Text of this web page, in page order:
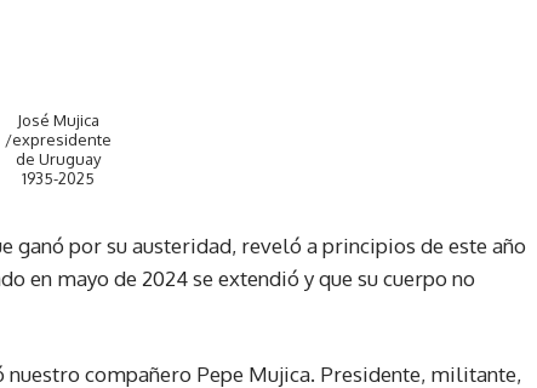
José Mujica
/expresidente
de Uruguay
1935-2025
ganó por su austeridad, reveló a principios de este año
en mayo de 2024 se extendió y que su cuerpo no
compañero Pepe Mujica. Presidente, militante,